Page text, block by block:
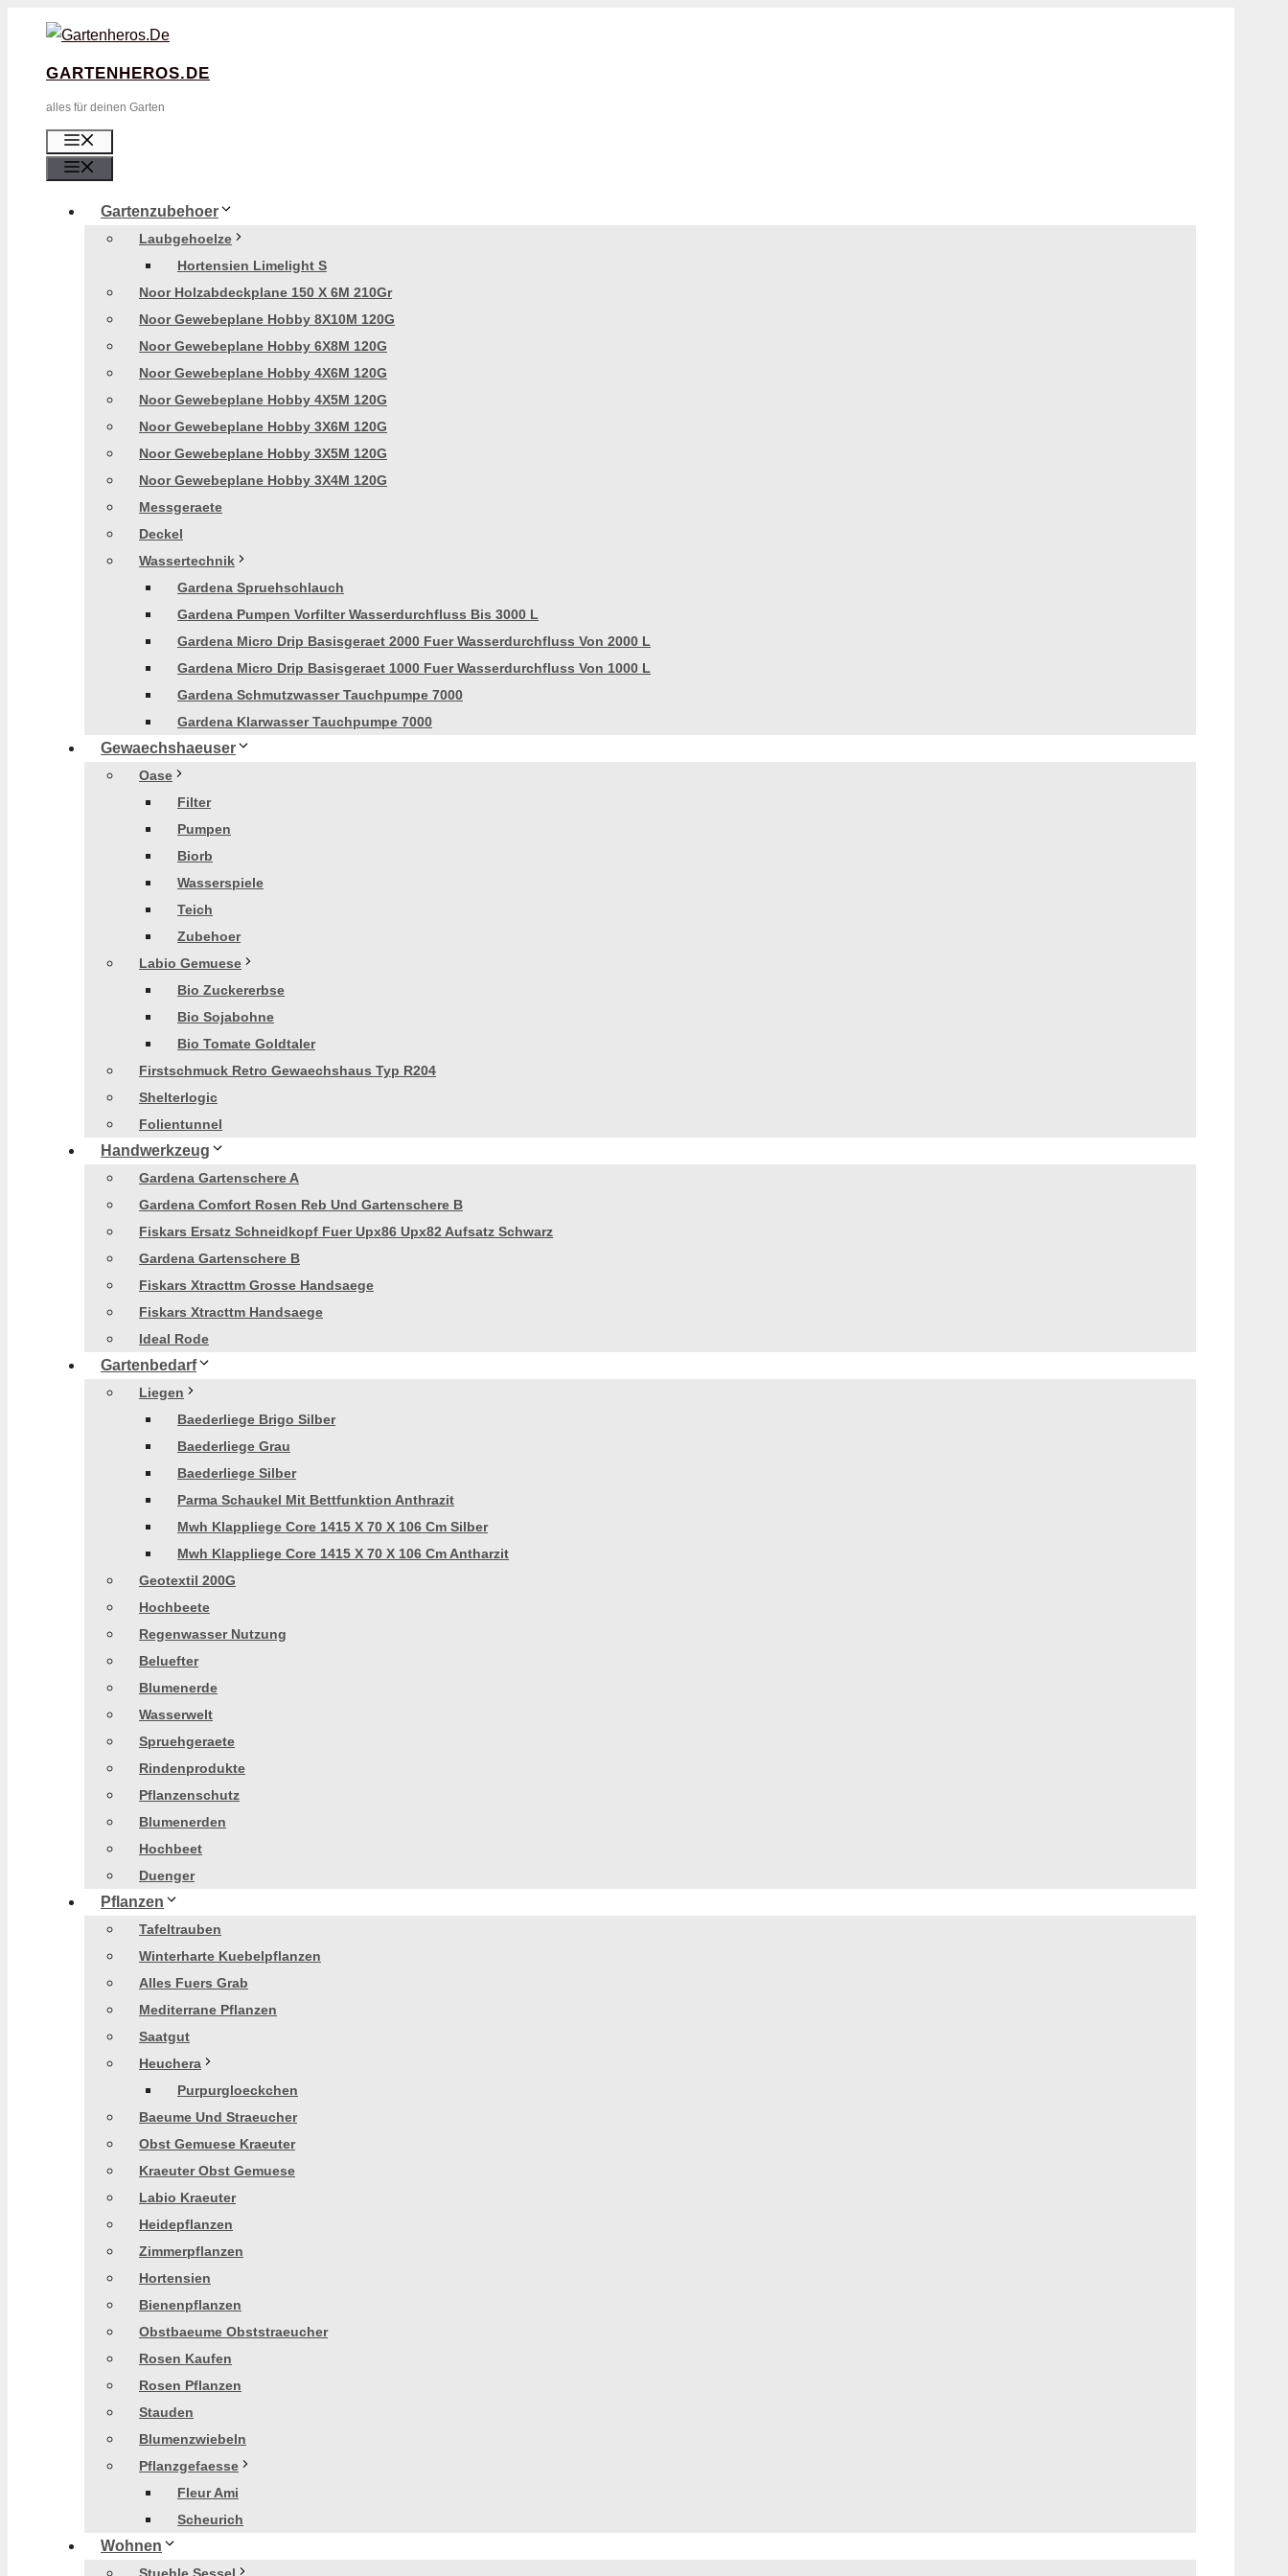
SpringenGARTENHEROS.DE
alles für deinen Garten
Gartenzubehoer
Laubgehoelze
Hortensien Limelight S
Noor Holzabdeckplane 150 X 6M 210Gr
Noor Gewebeplane Hobby 8X10M 120G
Noor Gewebeplane Hobby 6X8M 120G
Noor Gewebeplane Hobby 4X6M 120G
Noor Gewebeplane Hobby 4X5M 120G
Noor Gewebeplane Hobby 3X6M 120G
Noor Gewebeplane Hobby 3X5M 120G
Noor Gewebeplane Hobby 3X4M 120G
Messgeraete
Deckel
Wassertechnik
Gardena Spruehschlauch
Gardena Pumpen Vorfilter Wasserdurchfluss Bis 3000 L
Gardena Micro Drip Basisgeraet 2000 Fuer Wasserdurchfluss Von 2000 L
Gardena Micro Drip Basisgeraet 1000 Fuer Wasserdurchfluss Von 1000 L
Gardena Schmutzwasser Tauchpumpe 7000
Gardena Klarwasser Tauchpumpe 7000
Gewaechshaeuser
Oase
Filter
Pumpen
Biorb
Wasserspiele
Teich
Zubehoer
Labio Gemuese
Bio Zuckererbse
Bio Sojabohne
Bio Tomate Goldtaler
Firstschmuck Retro Gewaechshaus Typ R204
Shelterlogic
Folientunnel
Handwerkzeug
Gardena Gartenschere A
Gardena Comfort Rosen Reb Und Gartenschere B
Fiskars Ersatz Schneidkopf Fuer Upx86 Upx82 Aufsatz Schwarz
Gardena Gartenschere B
Fiskars Xtracttm Grosse Handsaege
Fiskars Xtracttm Handsaege
Ideal Rode
Gartenbedarf
Liegen
Baederliege Brigo Silber
Baederliege Grau
Baederliege Silber
Parma Schaukel Mit Bettfunktion Anthrazit
Mwh Klappliege Core 1415 X 70 X 106 Cm Silber
Mwh Klappliege Core 1415 X 70 X 106 Cm Antharzit
Geotextil 200G
Hochbeete
Regenwasser Nutzung
Beluefter
Blumenerde
Wasserwelt
Spruehgeraete
Rindenprodukte
Pflanzenschutz
Blumenerden
Hochbeet
Duenger
Pflanzen
Tafeltrauben
Winterharte Kuebelpflanzen
Alles Fuers Grab
Mediterrane Pflanzen
Saatgut
Heuchera
Purpurgloeckchen
Baeume Und Straeucher
Obst Gemuese Kraeuter
Kraeuter Obst Gemuese
Labio Kraeuter
Heidepflanzen
Zimmerpflanzen
Hortensien
Bienenpflanzen
Obstbaeume Obststraeucher
Rosen Kaufen
Rosen Pflanzen
Stauden
Blumenzwiebeln
Pflanzgefaesse
Fleur Ami
Scheurich
Wohnen